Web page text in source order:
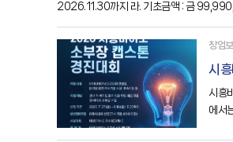
2026.11.30까지 라. 기초금액 : 금
창업
시
시흥
에서